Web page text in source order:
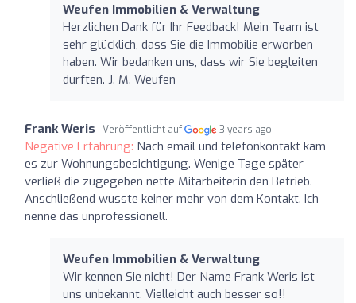
Weufen Immobilien & Verwaltung
Herzlichen Dank für Ihr Feedback! Mein Team ist
sehr glücklich, dass Sie die Immobilie erworben
haben. Wir bedanken uns, dass wir Sie begleiten
durften. J. M. Weufen
Frank Weris Veröffentlicht auf 3 years ago
Negative Erfahrung: Nach email und telefonkontakt kam
es zur Wohnungsbesichtigung. Wenige Tage später
verließ die zugegeben nette Mitarbeiterin den Betrieb.
Anschließend wusste keiner mehr von dem Kontakt. Ich
nenne das unprofessionell.
Weufen Immobilien & Verwaltung
Wir kennen Sie nicht! Der Name Frank Weris ist
uns unbekannt. Vielleicht auch besser so!!